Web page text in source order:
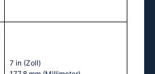
7 in (Zoll)